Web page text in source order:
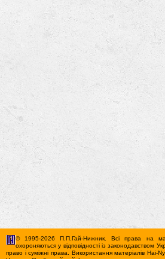
© 1995-2026 П.П.Гай-Нижник. Всі права на
охороняються у відповідності із законодавством
право і суміжні права. Використання матерiалiв Hai-